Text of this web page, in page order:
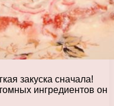
закуска сначала!
ингредиентов он